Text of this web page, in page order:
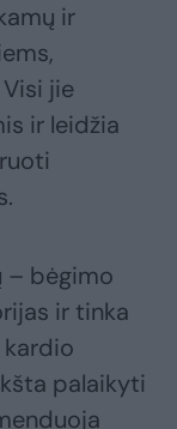
ir
jie
ir leidžia
– bėgimo
ir tinka
palaikyti